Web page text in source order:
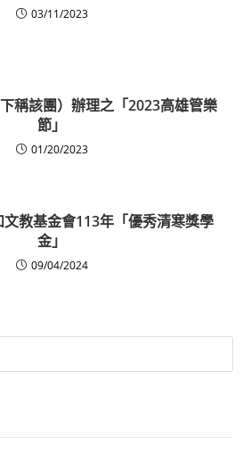
03/11/2023
稱該團）辦理之「2023高雄管樂
節」
01/20/2023
教基金會113年「優秀清寒獎學
金」
09/04/2024